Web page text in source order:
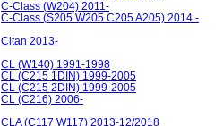
C-Class (W204) 2011-
C-Class (S205 W205 C205 A205) 2014 -
Citan 2013-
CL (W140) 1991-1998
CL (C215 1DIN) 1999-2005
CL (C215 2DIN) 1999-2005
CL (C216) 2006-
CLA (C117 W117) 2013-12/2018